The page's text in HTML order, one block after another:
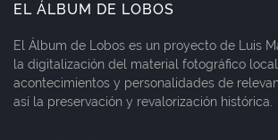
EL ÁLBUM DE LOBOS
El Álbum de Lobos es un proyecto de Luis
la digitalización del material fotográfico local
acontecimientos y personalidades de
así la preservación y revalorización histórica.